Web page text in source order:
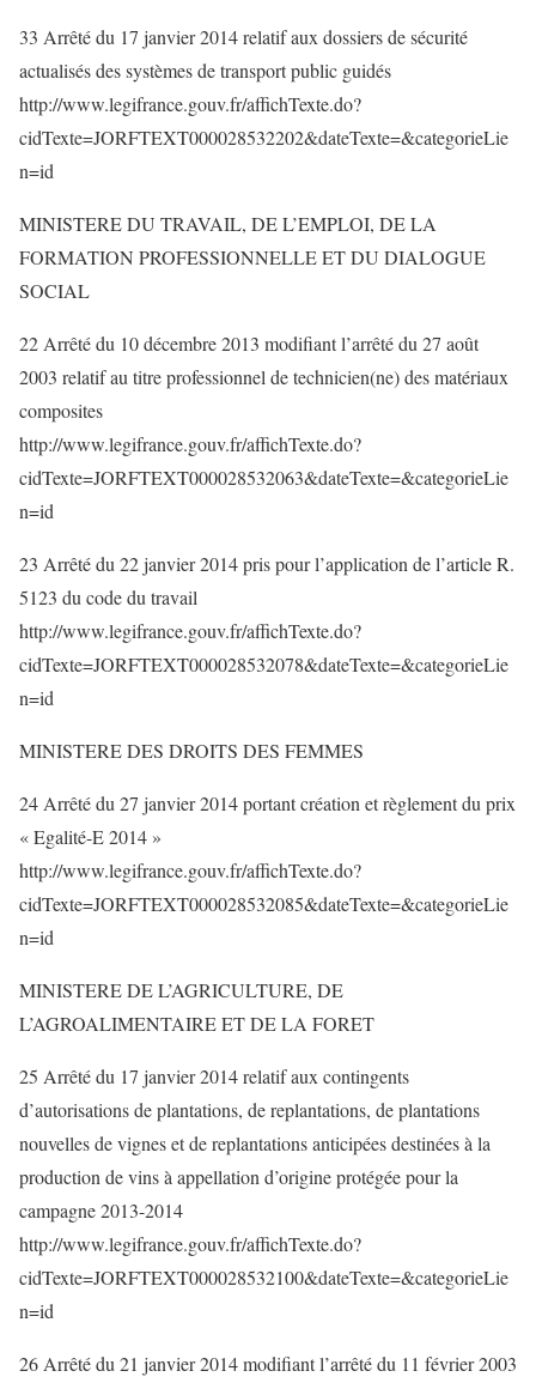
33 Arrêté du 17 janvier 2014 relatif aux dossiers de sécurité
actualisés des systèmes de transport public guidés
http://www.legifrance.gouv.fr/affichTexte.do?
cidTexte=JORFTEXT000028532202&dateTexte=&categorieLie
n=id
MINISTERE DU TRAVAIL, DE L’EMPLOI, DE LA
FORMATION PROFESSIONNELLE ET DU DIALOGUE
SOCIAL
22 Arrêté du 10 décembre 2013 modifiant l’arrêté du 27 août
2003 relatif au titre professionnel de technicien(ne) des matériaux
composites
http://www.legifrance.gouv.fr/affichTexte.do?
cidTexte=JORFTEXT000028532063&dateTexte=&categorieLie
n=id
23 Arrêté du 22 janvier 2014 pris pour l’application de l’article R.
5123 du code du travail
http://www.legifrance.gouv.fr/affichTexte.do?
cidTexte=JORFTEXT000028532078&dateTexte=&categorieLie
n=id
MINISTERE DES DROITS DES FEMMES
24 Arrêté du 27 janvier 2014 portant création et règlement du prix
« Egalité-E 2014 »
http://www.legifrance.gouv.fr/affichTexte.do?
cidTexte=JORFTEXT000028532085&dateTexte=&categorieLie
n=id
MINISTERE DE L’AGRICULTURE, DE
L’AGROALIMENTAIRE ET DE LA FORET
25 Arrêté du 17 janvier 2014 relatif aux contingents
d’autorisations de plantations, de replantations, de plantations
nouvelles de vignes et de replantations anticipées destinées à la
production de vins à appellation d’origine protégée pour la
campagne 2013-2014
http://www.legifrance.gouv.fr/affichTexte.do?
cidTexte=JORFTEXT000028532100&dateTexte=&categorieLie
n=id
26 Arrêté du 21 janvier 2014 modifiant l’arrêté du 11 février 2003